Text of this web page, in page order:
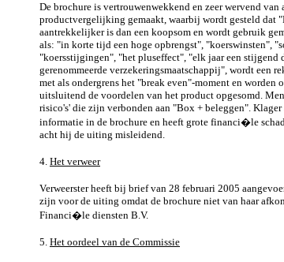
De brochure is vertrouwenwekkend en zeer wervend van
productvergelijking gemaakt, waarbij wordt gesteld dat
aantrekkelijker is dan een koopsom en wordt gebruik
als: "in korte tijd een hoge opbrengst", "koerswinsten",
"koersstijgingen", "het pluseffect", "elk jaar een stijgend
gerenommeerde verzekeringsmaatschappij", wordt een
met als ondergrens het "break even"-moment en worden
uitsluitend de voordelen van het product opgesomd.
risico's' die zijn verbonden aan "Box + beleggen".
informatie in de brochure en heeft grote financi�le
acht hij de uiting misleidend.
4. Het verweer
Verweerster heeft bij brief van 28 februari 2005
zijn voor de uiting omdat de brochure niet van haar
Financi�le diensten B.V.
5. Het oordeel van de Commissie